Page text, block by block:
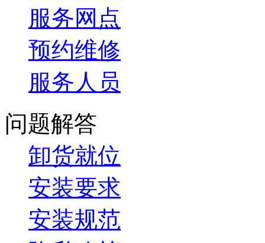
服务网点
预约维修
服务人员
问题解答
卸货就位
安装要求
安装规范